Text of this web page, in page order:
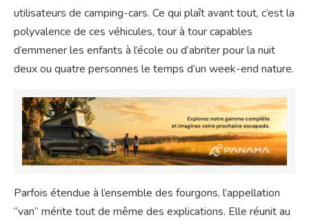
utilisateurs de camping-cars. Ce qui plaît avant tout, c’est la
polyvalence de ces véhicules, tour à tour capables
d’emmener les enfants à l’école ou d’abriter pour la nuit
deux ou quatre personnes le temps d’un week-end nature.
Parfois étendue à l’ensemble des fourgons, l’appellation
“van” mérite tout de même des explications. Elle réunit au